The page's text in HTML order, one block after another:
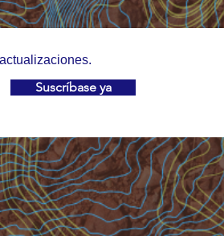
Suscríbase ya